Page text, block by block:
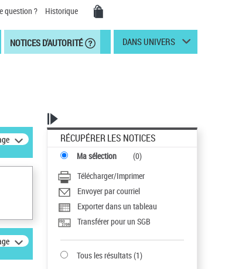
question ? Historique
NOTICES D'AUTORITÉ DANS UNIVERS
RÉCUPÉRER LES NOTICES
Ma sélection (0)
Télécharger/Imprimer
Envoyer par courriel
Exporter dans un tableau
Transférer pour un SGB
Tous les résultats(1)